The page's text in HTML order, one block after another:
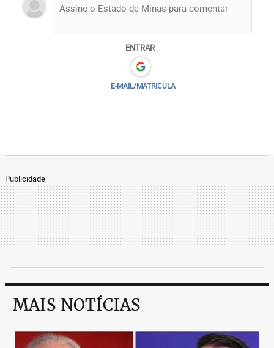
ENTRAR
E-MAIL/MATRICULA
Publicidade
MAIS NOTÍCIAS